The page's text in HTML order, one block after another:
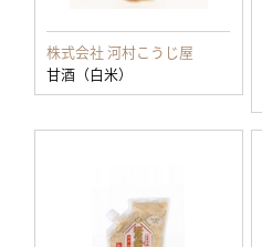
株式会社 河村こうじ屋
甘酒（白米）